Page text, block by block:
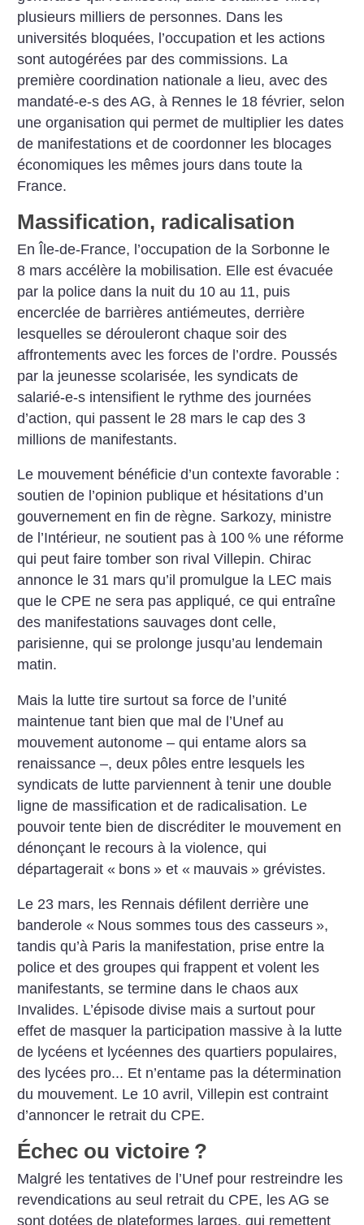
plusieurs milliers de personnes. Dans les
universités bloquées, l’occupation et les actions
sont autogérées par des commissions. La
première coordination nationale a lieu, avec des
mandaté-e-s des AG, à Rennes le 18 février, selon
une organisation qui permet de multiplier les dates
de manifestations et de coordonner les blocages
économiques les mêmes jours dans toute la
France.
Massification, radicalisation
En Île-de-France, l’occupation de la Sorbonne le
8 mars accélère la mobilisation. Elle est évacuée
par la police dans la nuit du 10 au 11, puis
encerclée de barrières antiémeutes, derrière
lesquelles se dérouleront chaque soir des
affrontements avec les forces de l’ordre. Poussés
par la jeunesse scolarisée, les syndicats de
salarié-e-s intensifient le rythme des journées
d’action, qui passent le 28 mars le cap des 3
millions de manifestants.
Le mouvement bénéficie d’un contexte favorable :
soutien de l’opinion publique et hésitations d’un
gouvernement en fin de règne. Sarkozy, ministre
de l’Intérieur, ne soutient pas à 100 % une réforme
qui peut faire tomber son rival Villepin. Chirac
annonce le 31 mars qu’il promulgue la LEC mais
que le CPE ne sera pas appliqué, ce qui entraîne
des manifestations sauvages dont celle,
parisienne, qui se prolonge jusqu’au lendemain
matin.
Mais la lutte tire surtout sa force de l’unité
maintenue tant bien que mal de l’Unef au
mouvement autonome – qui entame alors sa
renaissance –, deux pôles entre lesquels les
syndicats de lutte parviennent à tenir une double
ligne de massification et de radicalisation. Le
pouvoir tente bien de discréditer le mouvement en
dénonçant le recours à la violence, qui
départagerait « bons » et « mauvais » grévistes.
Le 23 mars, les Rennais défilent derrière une
banderole « Nous sommes tous des casseurs »,
tandis qu’à Paris la manifestation, prise entre la
police et des groupes qui frappent et volent les
manifestants, se termine dans le chaos aux
Invalides. L’épisode divise mais a surtout pour
effet de masquer la participation massive à la lutte
de lycéens et lycéennes des quartiers populaires,
des lycées pro... Et n’entame pas la détermination
du mouvement. Le 10 avril, Villepin est contraint
d’annoncer le retrait du CPE.
Échec ou victoire ?
Malgré les tentatives de l’Unef pour restreindre les
revendications au seul retrait du CPE, les AG se
sont dotées de plateformes larges, qui remettent